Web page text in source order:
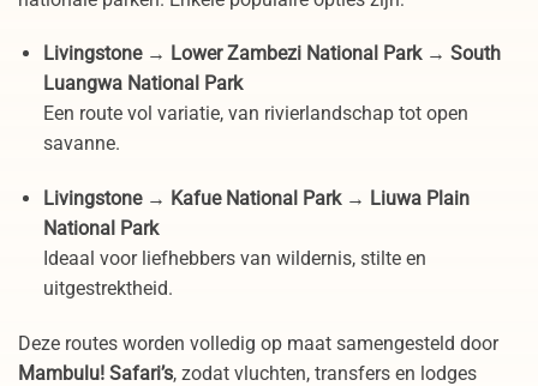
Livingstone → Lower Zambezi National Park → South
Luangwa National Park
Een route vol variatie, van rivierlandschap tot open
savanne.
Livingstone → Kafue National Park → Liuwa Plain
National Park
Ideaal voor liefhebbers van wildernis, stilte en
uitgestrektheid.
Deze routes worden volledig op maat samengesteld door
Mambulu! Safari’s, zodat vluchten, transfers en lodges